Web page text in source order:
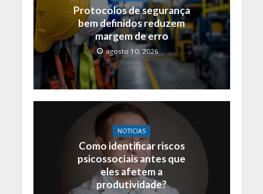
Protocolos de segurança
bem definidos reduzem
margem de erro
agosto 10, 2026
NOTICIAS
Como identificar riscos
psicossociais antes que
eles afetem a
produtividade?